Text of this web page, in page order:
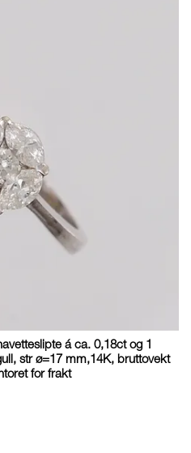
á ca. 0,18ct og 1
str ø=17 mm,14K, bruttovekt
for frakt